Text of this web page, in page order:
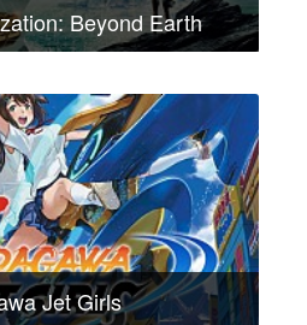
Beyond Earth
Jet Girls